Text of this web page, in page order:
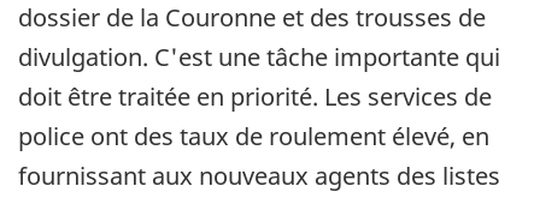
dossier de la Couronne et des trousses de
divulgation. C'est une tâche importante qui
doit être traitée en priorité. Les services de
police ont des taux de roulement élevé, en
fournissant aux nouveaux agents des listes